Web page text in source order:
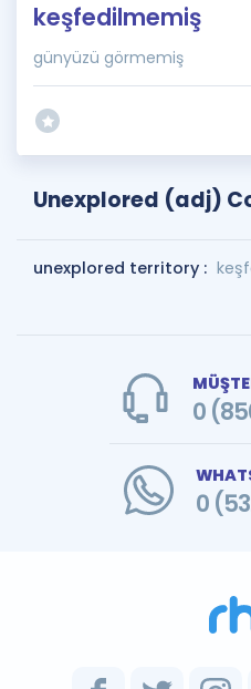
keşfedilmemiş
günyüzü görmemiş
Unexplored (adj)
unexplored territory :
0
0